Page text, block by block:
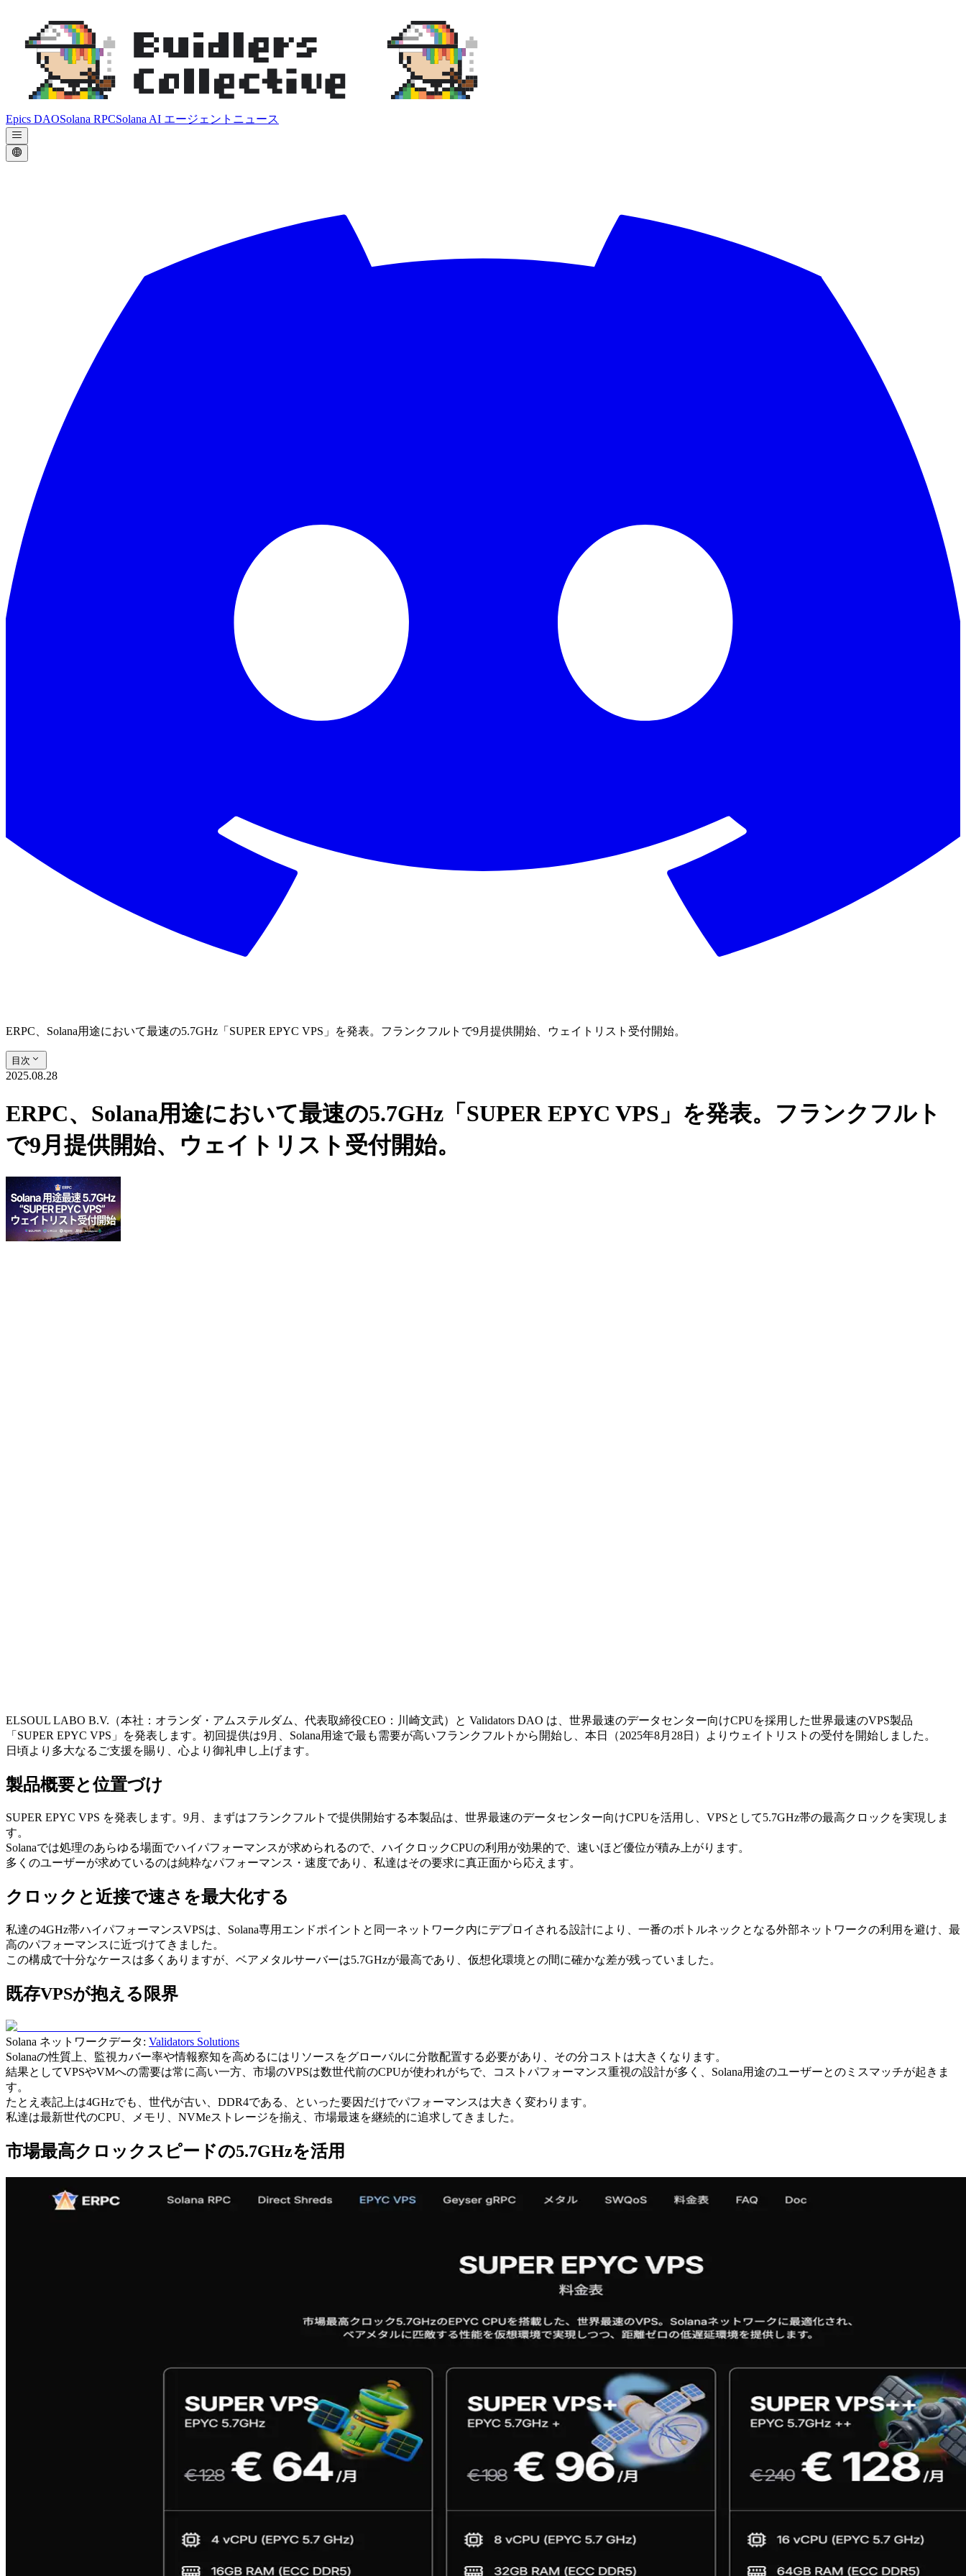
Epics DAOSolana RPCSolana AI エージェント ニュース
ERPC、Solana用途において最速の5.7GHz「SUPER EPYC VPS」を発表。フランクフルトで9月提供開始、ウェイトリスト受付開始。
目次
2025.08.28
ERPC、Solana用途において最速の5.7GHz「SUPER EPYC VPS」を発表。フランクフルト
で9月提供開始、ウェイトリスト受付開始。
ELSOUL LABO B.V.（本社：オランダ・アムステルダム、代表取締役CEO：川崎文武）と Validators DAO は、世界最速のデータセンター向けCPUを採用した世界最速のVPS製品
「SUPER EPYC VPS」を発表します。初回提供は9月、Solana用途で最も需要が高いフランクフルトから開始し、本日（2025年8月28日）よりウェイトリストの受付を開始しました。
日頃より多大なるご支援を賜り、心より御礼申し上げます。
製品概要と位置づけ
SUPER EPYC VPS を発表します。9月、まずはフランクフルトで提供開始する本製品は、世界最速のデータセンター向けCPUを活用し、VPSとして5.7GHz帯の最高クロックを実現しま
す。
Solanaでは処理のあらゆる場面でハイパフォーマンスが求められるので、ハイクロックCPUの利用が効果的で、速いほど優位が積み上がります。
多くのユーザーが求めているのは純粋なパフォーマンス・速度であり、私達はその要求に真正面から応えます。
クロックと近接で速さを最大化する
私達の4GHz帯ハイパフォーマンスVPSは、Solana専用エンドポイントと同一ネットワーク内にデプロイされる設計により、一番のボトルネックとなる外部ネットワークの利用を避け、最
高のパフォーマンスに近づけてきました。
この構成で十分なケースは多くありますが、ベアメタルサーバーは5.7GHzが最高であり、仮想化環境との間に確かな差が残っていました。
既存VPSが抱える限界
Solana ネットワークデータ: Validators Solutions
Solanaの性質上、監視カバー率や情報察知を高めるにはリソースをグローバルに分散配置する必要があり、その分コストは大きくなります。
結果としてVPSやVMへの需要は常に高い一方、市場のVPSは数世代前のCPUが使われがちで、コストパフォーマンス重視の設計が多く、Solana用途のユーザーとのミスマッチが起きま
す。
たとえ表記上は4GHzでも、世代が古い、DDR4である、といった要因だけでパフォーマンスは大きく変わります。
私達は最新世代のCPU、メモリ、NVMeストレージを揃え、市場最速を継続的に追求してきました。
市場最高クロックスピードの5.7GHzを活用